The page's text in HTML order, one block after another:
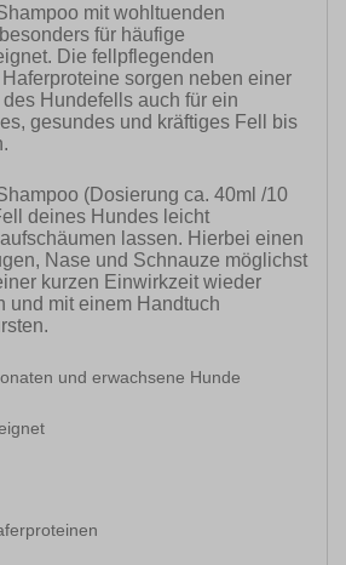
mit wohltuenden
für häufige
Die fellpflegenden
sorgen neben einer
Hundefells auch für ein
gesundes und kräftiges Fell bis
(Dosierung ca. 40ml /10
deines Hundes leicht
lassen. Hierbei einen
Nase und Schnauze möglichst
kurzen Einwirkzeit wieder
und mit einem Handtuch
und erwachsene Hunde